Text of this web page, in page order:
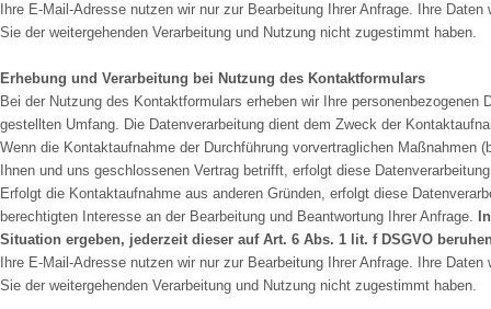
Ihre E-Mail-Adresse nutzen wir nur zur Bearbeitung Ihrer Anfrage. Ihre
Sie der weitergehenden Verarbeitung und Nutzung nicht zugestimmt haben.
Erhebung und Verarbeitung bei Nutzung des Kontaktformulars
Bei der Nutzung des Kontaktformulars erheben wir Ihre
gestellten Umfang. Die Datenverarbeitung dient dem Zweck der
Wenn die Kontaktaufnahme der Durchführung vorvertraglichen
Ihnen und uns geschlossenen Vertrag betrifft, erfolgt diese
Erfolgt die Kontaktaufnahme aus anderen Gründen, erfolgt diese
berechtigten Interesse an der Bearbeitung und Beantwortung Ihrer Anfrage.
Situation ergeben, jederzeit dieser auf Art. 6 Abs. 1 lit. f DSGVO
Ihre E-Mail-Adresse nutzen wir nur zur Bearbeitung Ihrer Anfrage. Ihre
Sie der weitergehenden Verarbeitung und Nutzung nicht zugestimmt haben.